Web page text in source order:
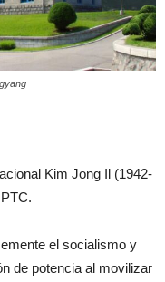
Kim Jong Il (1942-
el socialismo y
de potencia al movilizar